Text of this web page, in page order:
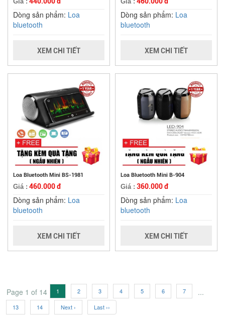
Dòng sản phẩm: Loa
bluetooth
XEM CHI TIẾT
Dòng sản phẩm: Loa
bluetooth
XEM CHI TIẾT
Loa Bluetooth Mini BS-1981
Giá : 460.000 đ
Dòng sản phẩm: Loa
bluetooth
XEM CHI TIẾT
Loa Bluetooth Mini B-904
Giá : 360.000 đ
Dòng sản phẩm: Loa
bluetooth
XEM CHI TIẾT
Page 1 of 14 1 2 3 4 5 6 7 ...
13 14 Next › Last ››